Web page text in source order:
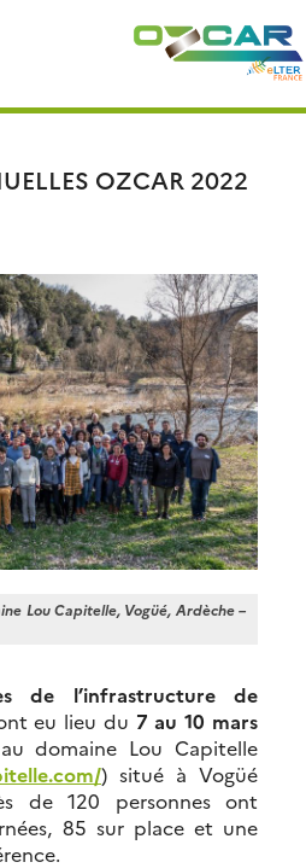
OZCAR 2022
Lou Capitelle, Vogüé, Ardèche –
de l’infrastructure de
eu lieu du 7 au 10 mars
domaine Lou Capitelle
) situé à Vogüé
de 120 personnes ont
85 sur place et une